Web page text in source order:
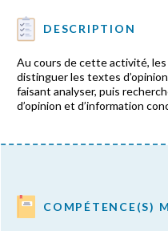
DESCRIPTION
Au cours de cette activité,
distinguer les textes
faisant analyser, puis
d’opinion et d’information
COMPÉTENCE(S)